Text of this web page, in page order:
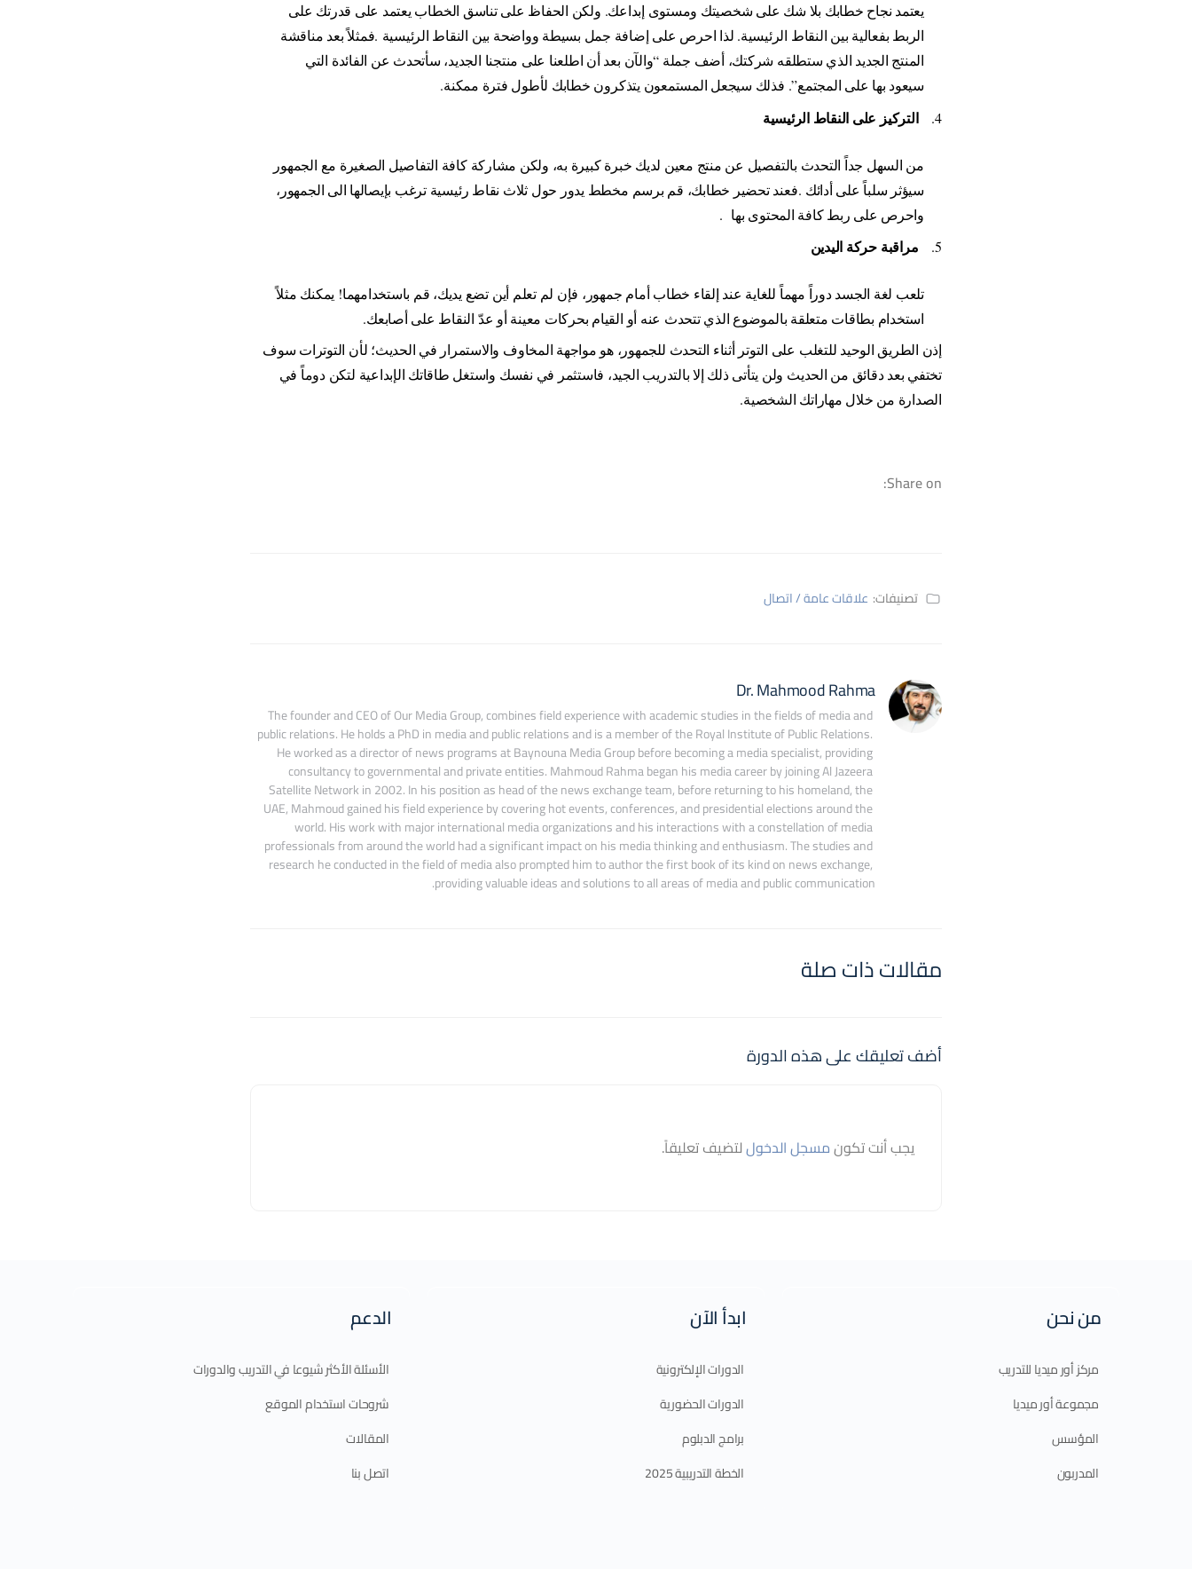
يعتمد نجاح خطابك بلا شك على شخصيتك ومستوى إبداعك. ولكن الحفاظ على تناسق الخطاب يعتمد على قدرتك على
الربط بفعالية بين النقاط الرئيسية. لذا احرص على إضافة جمل بسيطة وواضحة بين النقاط الرئيسية .فمثلاً بعد مناقشة
المنتج الجديد الذي ستطلقه شركتك، أضف جملة “والآن بعد أن اطلعنا على منتجنا الجديد، سأتحدث عن الفائدة التي
سيعود بها على المجتمع”. فذلك سيجعل المستمعون يتذكرون خطابك لأطول فترة ممكنة.
4.
التركيز على النقاط الرئيسية
من السهل جداً التحدث بالتفصيل عن منتج معين لديك خبرة كبيرة به، ولكن مشاركة كافة التفاصيل الصغيرة مع الجمهور
سيؤثر سلباً على أدائك .فعند تحضير خطابك، قم برسم مخطط يدور حول ثلاث نقاط رئيسية ترغب بإيصالها الى الجمهور،
واحرص على ربط كافة المحتوى بها .
5.
مراقبة حركة اليدين
تلعب لغة الجسد دوراً مهماً للغاية عند إلقاء خطاب أمام جمهور، فإن لم تعلم أين تضع يديك، قم باستخدامهما! يمكنك مثلاً
استخدام بطاقات متعلقة بالموضوع الذي تتحدث عنه أو القيام بحركات معينة أو عدّ النقاط على أصابعك.
إذن الطريق الوحيد للتغلب على التوتر أثناء التحدث للجمهور، هو مواجهة المخاوف والاستمرار في الحديث؛ لأن التوترات سوف
تختفي بعد دقائق من الحديث ولن يتأتى ذلك إلا بالتدريب الجيد، فاستثمر في نفسك واستغل طاقاتك الإبداعية لتكن دوماً في
الصدارة من خلال مهاراتك الشخصية.
Share on:
تصنيفات: علاقات عامة / اتصال
Dr. Mahmood Rahma
The founder and CEO of Our Media Group, combines field experience with academic studies in the fields of media and
public relations. He holds a PhD in media and public relations and is a member of the Royal Institute of Public Relations.
He worked as a director of news programs at Baynouna Media Group before becoming a media specialist, providing
consultancy to governmental and private entities. Mahmoud Rahma began his media career by joining Al Jazeera
Satellite Network in 2002. In his position as head of the news exchange team, before returning to his homeland, the
UAE, Mahmoud gained his field experience by covering hot events, conferences, and presidential elections around the
world. His work with major international media organizations and his interactions with a constellation of media
professionals from around the world had a significant impact on his media thinking and enthusiasm. The studies and
research he conducted in the field of media also prompted him to author the first book of its kind on news exchange,
providing valuable ideas and solutions to all areas of media and public communication.
مقالات ذات صلة
أضف تعليقك على هذه الدورة
يجب أنت تكونمسجل الدخوللتضيف تعليقاً.
من نحن
مركز أور ميديا للتدريب
مجموعة أور ميديا
المؤسس
المدربون
ابدأ الآن
الدورات الإلكترونية
الدورات الحضورية
برامج الدبلوم
الخطة التدريبية 2025
الدعم
الأسئلة الأكثر شيوعا في التدريب والدورات
شروحات استخدام الموقع
المقالات
اتصل بنا